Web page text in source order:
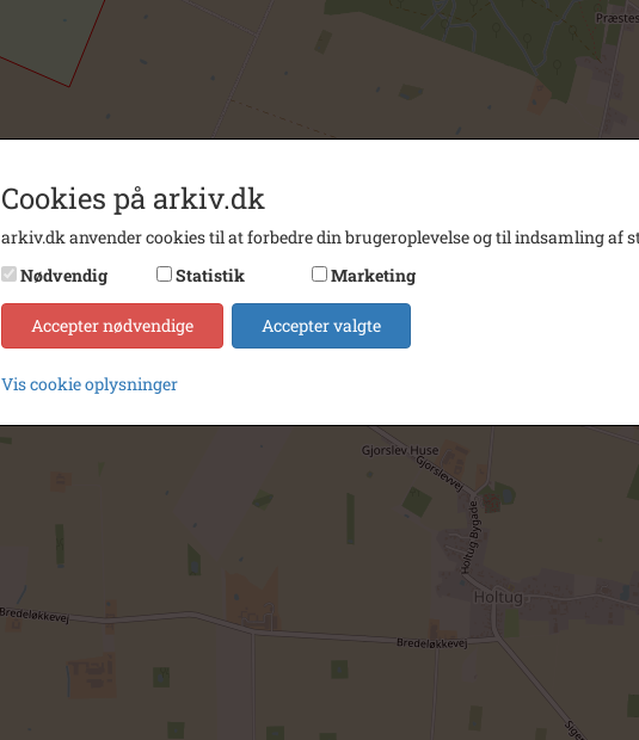
Cookies på arkiv.dk
arkiv.dk anvender cookies til at forbedre din brugeroplevelse og til indsamling af
Nødvendig
Statistik Marketing
Accepter nødvendige Accepter valgte
Vis cookie oplysninger